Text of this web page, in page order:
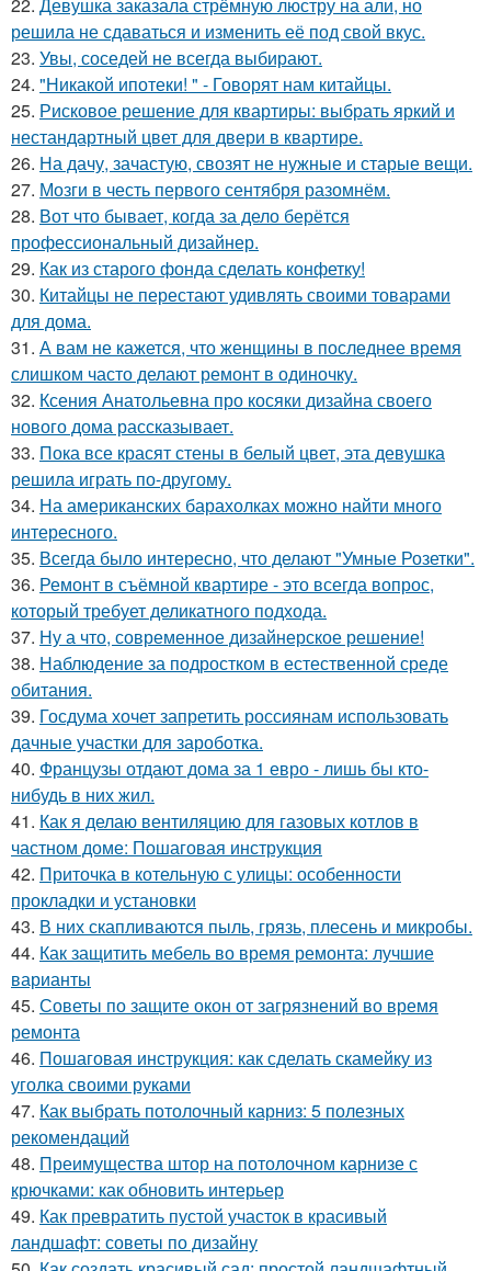
решила не сдаваться и изменить её под свой вкус.
23. Увы, соседей не всегда выбирают.
24. "Никакой ипотеки! " - Говорят нам китайцы.
25. Рисковое решение для квартиры: выбрать яркий и
нестандартный цвет для двери в квартире.
26. На дачу, зачастую, свозят не нужные и старые вещи.
27. Мозги в честь первого сентября разомнём.
28. Вот что бывает, когда за дело берётся
профессиональный дизайнер.
29. Как из старого фонда сделать конфетку!
30. Китайцы не перестают удивлять своими товарами
для дома.
31. А вам не кажется, что женщины в последнее время
слишком часто делают ремонт в одиночку.
32. Ксения Анатольевна про косяки дизайна своего
нового дома рассказывает.
33. Пока все красят стены в белый цвет, эта девушка
решила играть по-другому.
34. На американских барахолках можно найти много
интересного.
35. Всегда было интересно, что делают "Умные Розетки".
36. Ремонт в съёмной квартире - это всегда вопрос,
который требует деликатного подхода.
37. Ну а что, современное дизайнерское решение!
38. Наблюдение за подростком в естественной среде
обитания.
39. Госдума хочет запретить россиянам использовать
дачные участки для зароботка.
40. Французы отдают дома за 1 евро - лишь бы кто-
нибудь в них жил.
41. Как я делаю вентиляцию для газовых котлов в
частном доме: Пошаговая инструкция
42. Приточка в котельную с улицы: особенности
прокладки и установки
43. В них скапливаются пыль, грязь, плесень и микробы.
44. Как защитить мебель во время ремонта: лучшие
варианты
45. Советы по защите окон от загрязнений во время
ремонта
46. Пошаговая инструкция: как сделать скамейку из
уголка своими руками
47. Как выбрать потолочный карниз: 5 полезных
рекомендаций
48. Преимущества штор на потолочном карнизе с
крючками: как обновить интерьер
49. Как превратить пустой участок в красивый
ландшафт: советы по дизайну